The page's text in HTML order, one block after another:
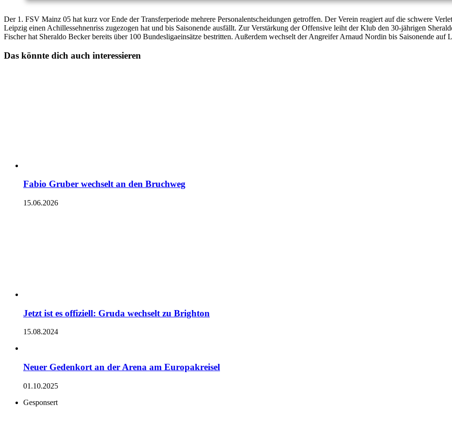
Der 1. FSV Mainz 05 hat kurz vor Ende der Transferperiode mehrere Personalentscheidungen getroffen. Der Verein reagiert auf die schwere
Leipzig einen Achillessehnenriss zugezogen hat und bis Saisonende ausfällt. Zur Verstärkung der Offensive leiht der Klub den 30-jährigen
Fischer hat Sheraldo Becker bereits über 100 Bundesligaeinsätze bestritten. Außerdem wechselt der Angreifer Arnaud Nordin bis Saisonende auf
Das könnte dich auch interessieren
Fabio Gruber wechselt an den Bruchweg
15.06.2026
Jetzt ist es offiziell: Gruda wechselt zu Brighton
15.08.2024
Neuer Gedenkort an der Arena am Europakreisel
01.10.2025
Gesponsert